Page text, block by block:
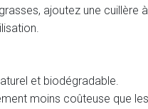
ajoutez une
et biodégradable.
moins coûteuse que